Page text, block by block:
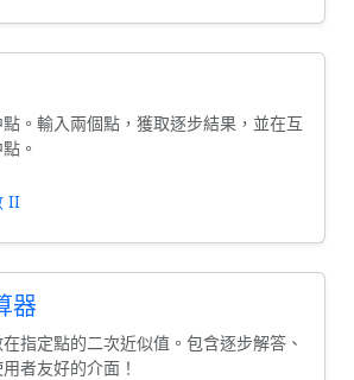
。輸入兩個點，獲取逐步結果，並在互
。
II
器
指定點的二次近似值。包含逐步解答、
者友好的介面！